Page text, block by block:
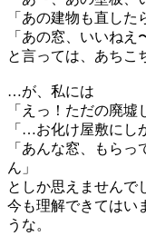
「あの建物も直した
「あの窓、いいねえ
と言っては、あちこ
…が、私には
「えっ！ただの廃墟
「…お化け屋敷にし
「あんな窓、もら
ん」
としか思えませんで
今も理解できてはい
うな。